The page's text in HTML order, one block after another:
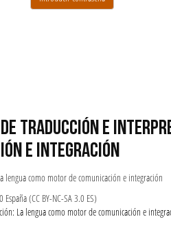
TRADUCCIÓN E
E INTEGRACIÓN
lengua como motor de comunicación e integración
(CC BY-NC-SA 3.0 ES)
La lengua como motor de comunicación e